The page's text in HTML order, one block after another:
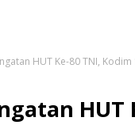
HUT Ke-80 TNI,
HUT